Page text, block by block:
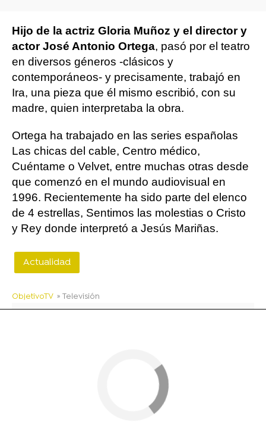
Hijo de la actriz Gloria Muñoz y el director y
actor José Antonio Ortega, pasó por el teatro
en diversos géneros -clásicos y
contemporáneos- y precisamente, trabajó en
Ira, una pieza que él mismo escribió, con su
madre, quien interpretaba la obra.
Ortega ha trabajado en las series españolas
Las chicas del cable, Centro médico,
Cuéntame o Velvet, entre muchas otras desde
que comenzó en el mundo audiovisual en
1996. Recientemente ha sido parte del elenco
de 4 estrellas, Sentimos las molestias o Cristo
y Rey donde interpretó a Jesús Mariñas.
Actualidad
ObjetivoTV » Televisión